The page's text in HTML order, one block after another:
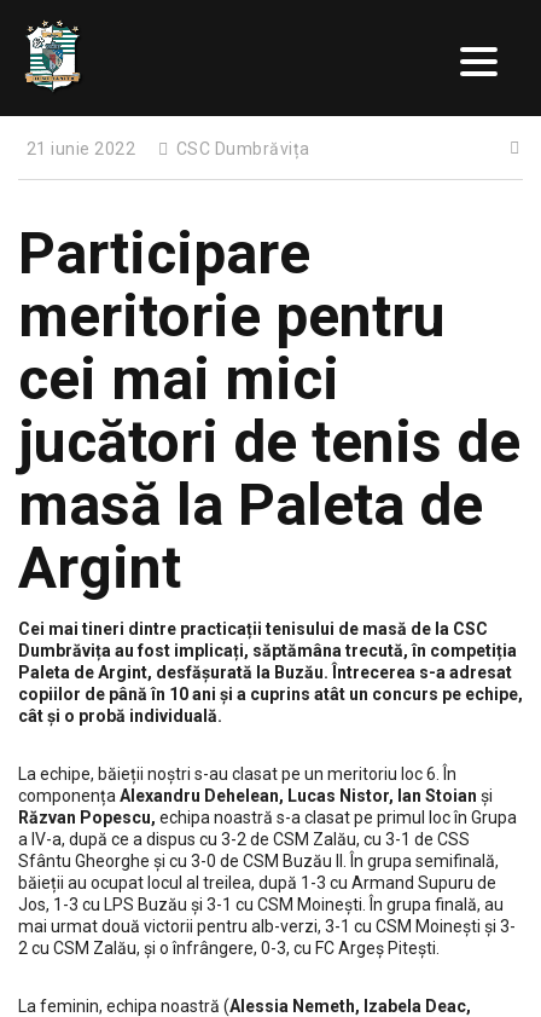
21 iunie 2022 CSC Dumbrăvița
Participare
meritorie pentru
cei mai mici
jucători de tenis de
masă la Paleta de
Argint
Cei mai tineri dintre practicații tenisului de masă de la CSC
Dumbrăvița au fost implicați, săptămâna trecută, în competiția
Paleta de Argint, desfășurată la Buzău. Întrecerea s-a adresat
copiilor de până în 10 ani și a cuprins atât un concurs pe echipe,
cât și o probă individuală.
La echipe, băieții noștri s-au clasat pe un meritoriu loc 6. În
componența Alexandru Dehelean, Lucas Nistor, Ian Stoian și
Răzvan Popescu, echipa noastră s-a clasat pe primul loc în Grupa
a IV-a, după ce a dispus cu 3-2 de CSM Zalău, cu 3-1 de CSS
Sfântu Gheorghe și cu 3-0 de CSM Buzău II. În grupa semifinală,
băieții au ocupat locul al treilea, după 1-3 cu Armand Supuru de
Jos, 1-3 cu LPS Buzău și 3-1 cu CSM Moinești. În grupa finală, au
mai urmat două victorii pentru alb-verzi, 3-1 cu CSM Moinești și 3-
2 cu CSM Zalău, și o înfrângere, 0-3, cu FC Argeș Pitești.
La feminin, echipa noastră (Alessia Nemeth, Izabela Deac,